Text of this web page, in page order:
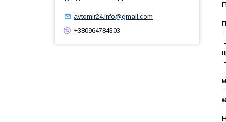
avtomir24.info@gmail.com
+380964784303